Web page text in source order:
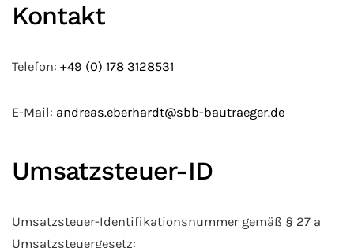
Kontakt
Telefon: +49 (0) 178 3128531
E-Mail: andreas.eberhardt@sbb-bautraeger.de
Umsatzsteuer-ID
Umsatzsteuer-Identifikationsnummer gemäß § 27 a
Umsatzsteuergesetz: